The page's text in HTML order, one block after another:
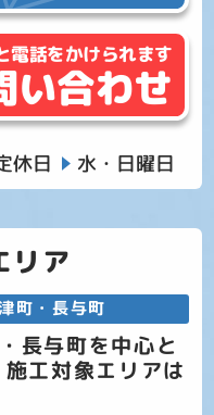
電話をかけられます
い合わせ
休日 水・日曜日
リア
町・長与町
長与町を中心と
工対象エリアは